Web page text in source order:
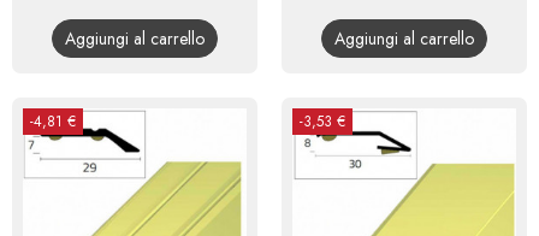
base
Aggiungi al carrello
base
Aggiungi al carrello
-4,81 € -3,53 €